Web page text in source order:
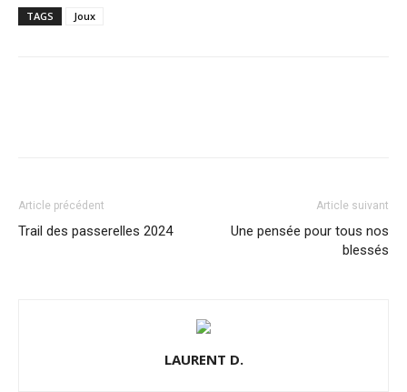
TAGS Joux
Article précédent
Trail des passerelles 2024
Article suivant
Une pensée pour tous nos
blessés
LAURENT D.